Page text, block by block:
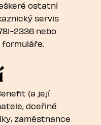
ostatní
servis
2336 nebo
(a její
dceřiné
zaměstnance